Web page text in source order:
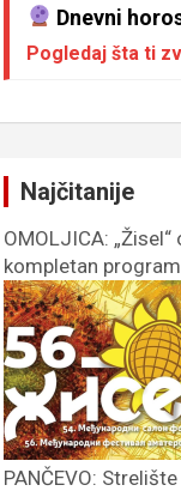
Dnevni
Pogledaj šta ti
Najčitanije
OMOLJICA:
kompletan program
PANČEVO: